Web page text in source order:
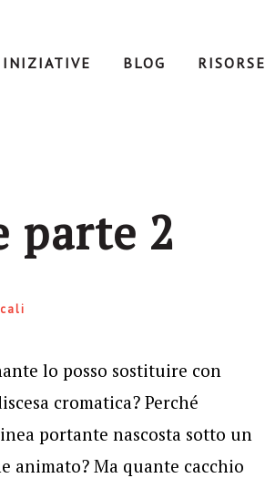
INIZIATIVE BLOG RISORSE
parte 2
lo posso sostituire con
cromatica? Perché
portante nascosta sotto un
animato? Ma quante cacchio